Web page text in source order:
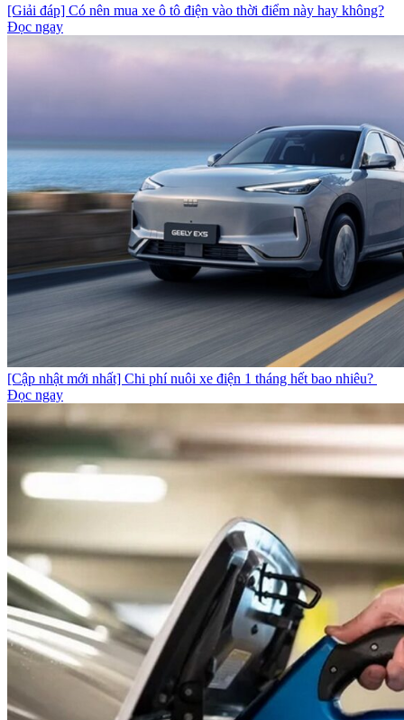
[Giải đáp] Có nên mua xe ô tô điện vào thời điểm này hay không?
Đọc ngay
[Cập nhật mới nhất] Chi phí nuôi xe điện 1 tháng hết bao nhiêu?
Đọc ngay